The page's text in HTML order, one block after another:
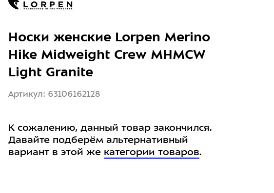
Носки женские Lorpen Merino
Hike Midweight Crew MHMCW
Light Granite
Артикул: 63106162128
К сожалению, данный товар закончился.
Давайте подберём альтернативный
вариант в этой же категории товаров.